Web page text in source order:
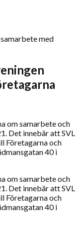
med
om samarbete och
Det innebär att SVL
Företagarna och
40 i
om samarbete och
Det innebär att SVL
Företagarna och
40 i